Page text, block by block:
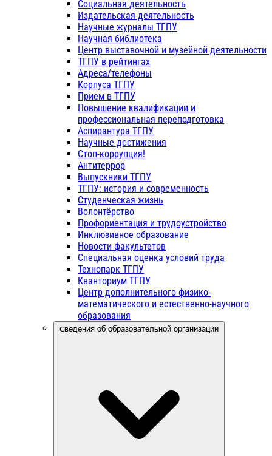
Социальная деятельность
Издательская деятельность
Научные журналы ТГПУ
Научная библиотека
Центр выставочной и музейной деятельности
ТГПУ в рейтингах
Адреса/телефоны
Корпуса ТГПУ
Прием в ТГПУ
Повышение квалификации и
профессиональная переподготовка
Аспирантура ТГПУ
Научные достижения
Стоп-коррупция!
Антитеррор
Выпускники ТГПУ
ТГПУ: история и современность
Студенческая жизнь
Волонтёрство
Профориентация и трудоустройство
Инклюзивное образование
Новости факультетов
Специальная оценка условий труда
Технопарк ТГПУ
Кванториум ТГПУ
Центр дополнительного физико-
математического и естественно-научного
образования
Сведения об образовательной организации